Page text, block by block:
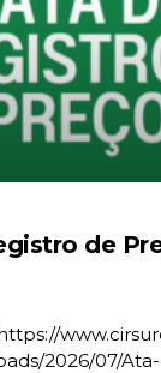
de
2026/07/